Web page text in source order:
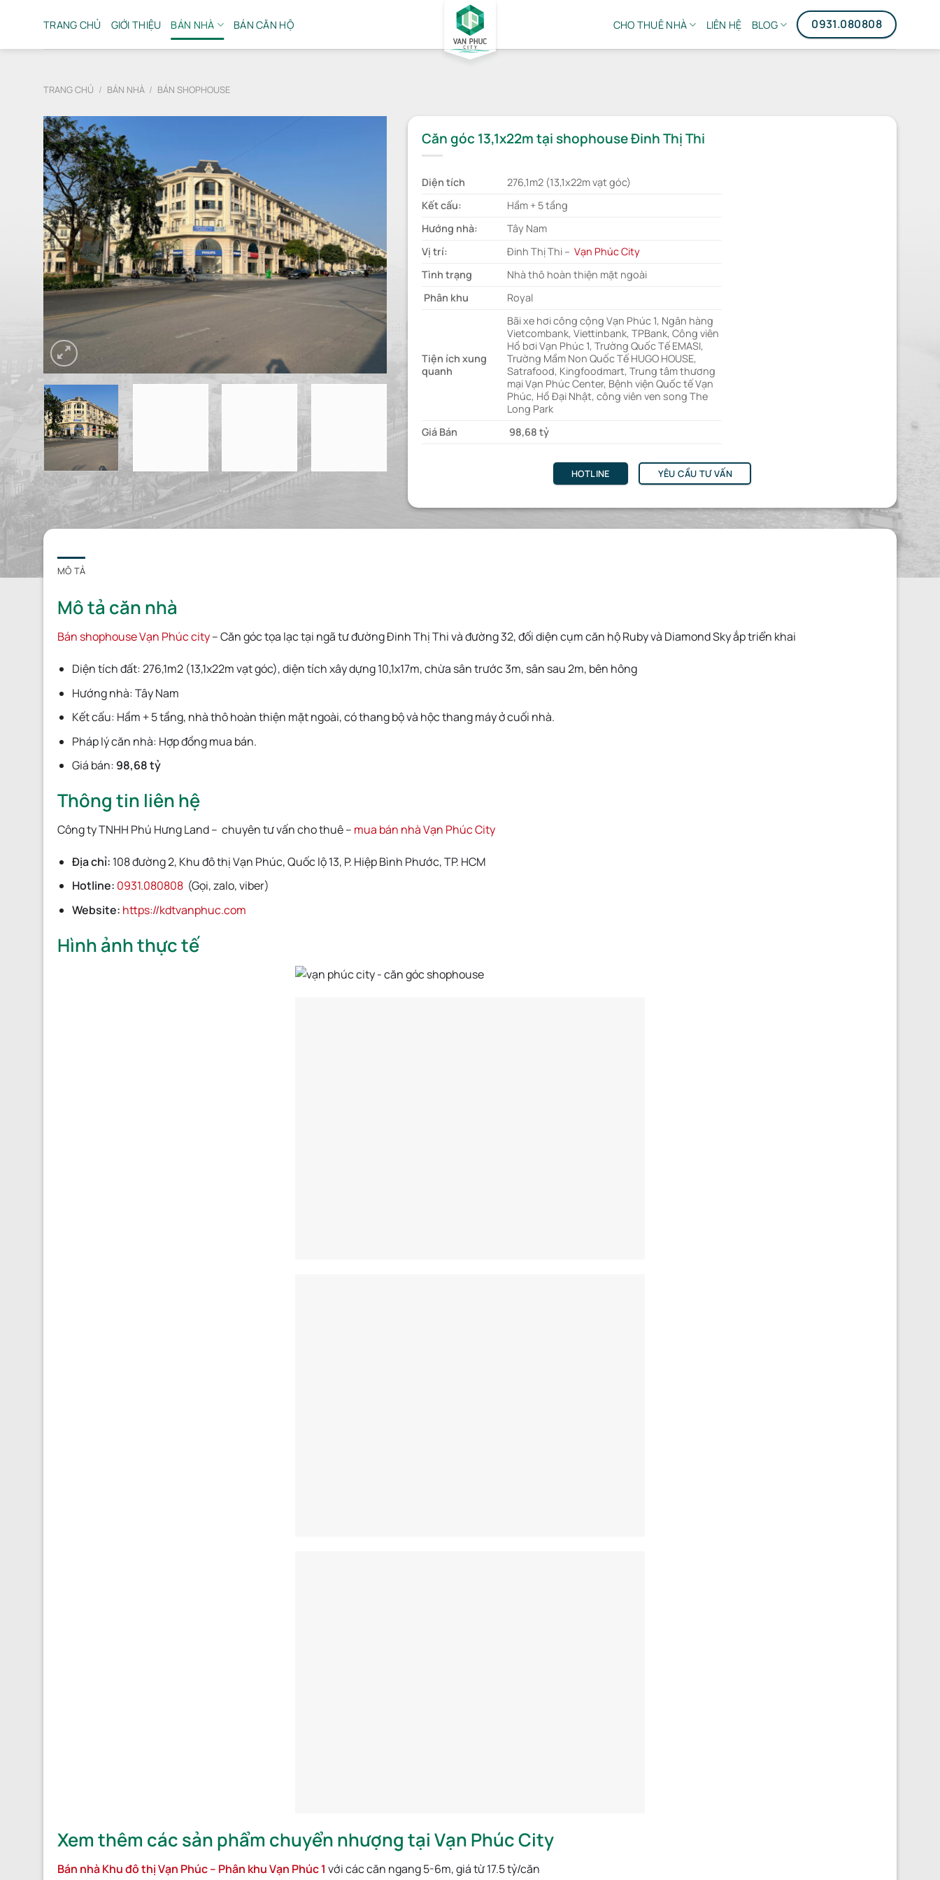
TRANG CHỦ GIỚI THIỆU BÁN NHÀ BÁN CĂN HỘ CHO THUÊ NHÀ LIÊN HỆ BLOG 0931.080808
TRANG CHỦ / BÁN NHÀ / BÁN SHOPHOUSE
Căn góc 13,1x22m tại shophouse Đinh Thị Thi
Diện tích
276,1m2 (13,1x22m vạt góc)
Kết cấu:
Hầm + 5 tầng
Hướng nhà:
Tây Nam
Vị trí:
Đinh Thị Thi –Vạn Phúc City
Tình trạng
Nhà thô hoàn thiện mặt ngoài
Phân khu
Royal
Tiện ích xung
quanh
Bãi xe hơi công cộng Vạn Phúc 1, Ngân hàng
Vietcombank, Viettinbank, TPBank, Công viên
Hồ bơi Vạn Phúc 1, Trường Quốc Tế EMASI,
Trường Mầm Non Quốc Tế HUGO HOUSE,
Satrafood, Kingfoodmart, Trung tâm thương
mại Vạn Phúc Center, Bệnh viện Quốc tế Vạn
Phúc, Hồ Đại Nhật, công viên ven song The
Long Park
Giá Bán
98,68 tỷ
HOTLINE YÊU CẦU TƯ VẤN
MÔ TẢ
Mô tả căn nhà
Bán shophouse Vạn Phúc city– Căn góc tọa lạc tại ngã tư đường Đinh Thị Thi và đường 32, đối diện cụm căn hộ Ruby và Diamond Sky ắp triển khai
Diện tích đất: 276,1m2 (13,1x22m vạt góc), diện tích xây dựng 10,1x17m, chừa sân trước 3m, sân sau 2m, bên hông
Hướng nhà: Tây Nam
Kết cấu: Hầm + 5 tầng, nhà thô hoàn thiện mặt ngoài, có thang bộ và hộc thang máy ở cuối nhà.
Pháp lý căn nhà: Hợp đồng mua bán.
Giá bán: 98,68 tỷ
Thông tin liên hệ
Công ty TNHH Phú Hưng Land – chuyên tư vấn cho thuê – mua bán nhà Vạn Phúc City
Địa chỉ: 108 đường 2, Khu đô thị Vạn Phúc, Quốc lộ 13, P. Hiệp Bình Phước, TP. HCM
Hotline: 0931.080808 (Gọi, zalo, viber)
Website: https://kdtvanphuc.com
Hình ảnh thực tế
Xem thêm các sản phẩm chuyển nhượng tại Vạn Phúc City
Bán nhà Khu đô thị Vạn Phúc – Phân khu Vạn Phúc 1 với các căn ngang 5-6m, giá từ 17.5 tỷ/căn